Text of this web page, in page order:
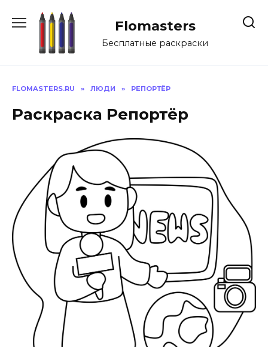
Flomasters
Бесплатные раскраски
FLOMASTERS.RU » ЛЮДИ » РЕПОРТЁР
Раскраска Репортёр